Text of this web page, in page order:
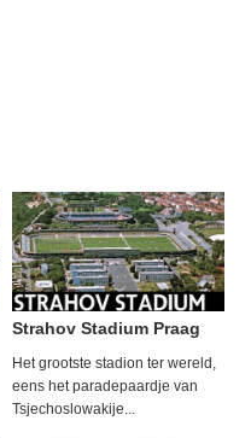
Strahov Stadium Praag
Het grootste stadion ter wereld,
eens het paradepaardje van
Tsjechoslowakije...